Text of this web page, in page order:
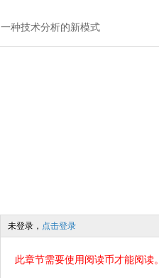
一种技术分析的新模式
未登录， 点击登录
此章节需要使用阅读币才能阅读。